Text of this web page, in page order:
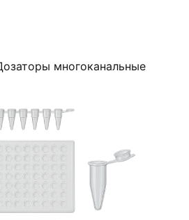
многоканальные